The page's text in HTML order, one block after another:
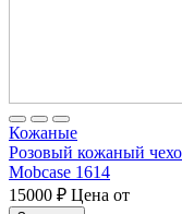
Кожаные
Розовый кожаный
Mobcase 1614
15000 ₽ Цена от